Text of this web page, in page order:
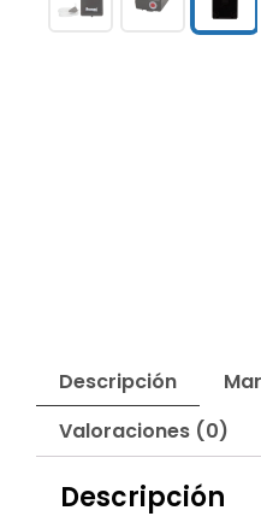
Descripción
Valoraciones (0)
Descripción